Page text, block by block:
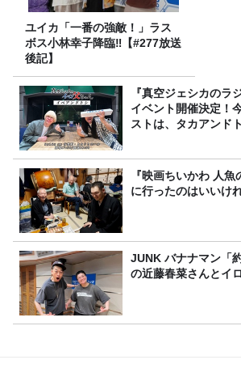
ユイカ「一番の強敵！」ラス
ボス小林幸子降臨‼【#277放送
後記】
『真空ジェシカのラ
イベント開催決定！
ストは、タカアンド
『映画ちいかわ 人
に行ったのはいいけ
JUNK バナナマン「約３か月ぶりに登場
の近藤春菜さんとイ